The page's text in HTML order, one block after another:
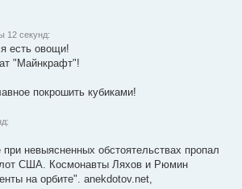
12 секунд:
есть овощи!
"Майнкрафт"!
покрошить кубиками!
невыясненных обстоятельствах пропал
США. Космонавты Ляхов и Рюмин
на орбите". anekdotov.net,